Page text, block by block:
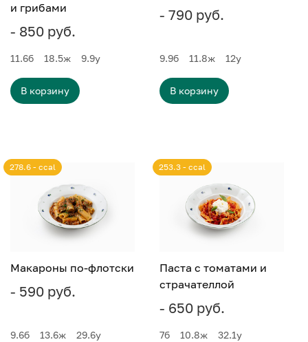
и грибами
- 850 руб.
11.6б 18.5ж 9.9у
В корзину
- 790 руб.
9.9б 11.8ж 12у
В корзину
Макароны по-флотски
- 590 руб.
278.6 - ccal
9.6б 13.6ж 29.6у
Паста с томатами и
страчателлой
- 650 руб.
253.3 - ccal
7б 10.8ж 32.1у